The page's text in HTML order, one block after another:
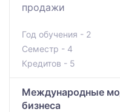
продажи
Год обучения - 2
Семестр - 4
Кредитов - 5
Международные
бизнеса